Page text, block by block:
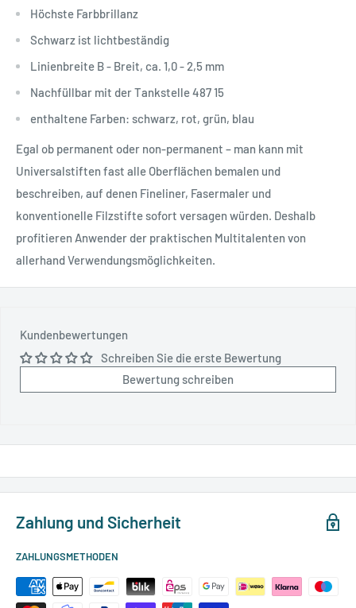
Höchste Farbbrillanz
Schwarz ist lichtbeständig
Linienbreite B - Breit, ca. 1,0 - 2,5 mm
Nachfüllbar mit der Tankstelle 487 15
enthaltene Farben: schwarz, rot, grün, blau
Egal ob permanent oder non-permanent – man kann mit
Universalstiften fast alle Oberflächen bemalen und
beschreiben, auf denen Fineliner, Fasermaler und
konventionelle Filzstifte sofort versagen würden. Deshalb
profitieren Anwender der praktischen Multitalenten von
allerhand Verwendungsmöglichkeiten.
Kundenbewertungen
Schreiben Sie die erste Bewertung
Bewertung schreiben
Zahlung und Sicherheit
ZAHLUNGSMETHODEN